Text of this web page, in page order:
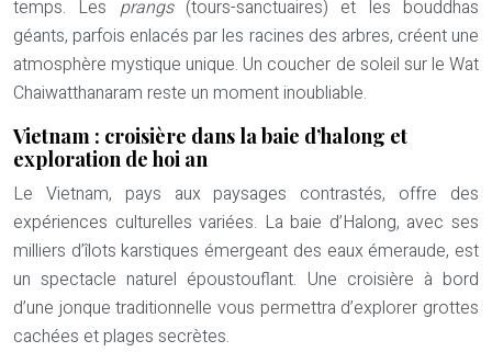
temps. Les prangs (tours-sanctuaires) et les bouddhas
géants, parfois enlacés par les racines des arbres, créent une
atmosphère mystique unique. Un coucher de soleil sur le Wat
Chaiwatthanaram reste un moment inoubliable.
Vietnam : croisière dans la baie d’halong et
exploration de hoi an
Le Vietnam, pays aux paysages contrastés, offre des
expériences culturelles variées. La baie d’Halong, avec ses
milliers d’îlots karstiques émergeant des eaux émeraude, est
un spectacle naturel époustouflant. Une croisière à bord
d’une jonque traditionnelle vous permettra d’explorer grottes
cachées et plages secrètes.